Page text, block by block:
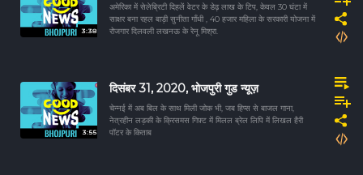
3:38
अमेरिका में सेलेब्रिटी दिहलें वेटर के डेढ़ लाख के टिप, केवल 30 घंटा में
साक्षर बना रहल बाड़ी सुनीता गाँधी , 40 हजार महिला के सरकारी योजना में
रोजगार दिलवली लखनऊ के रेनू मिश्रा.
3:55
दिसंबर 31, 2020, भोजपुरी गुड न्यूज़
चेन्नई में अब बिल के साथ मिली जोक भी, जब हिप्स से बाजल गाना,
नेत्रहीन लड़की के क्रिसमस गिफ़्ट में मिलल ब्रेल लिपि में लिखल हैरी
पॉटर के किताब